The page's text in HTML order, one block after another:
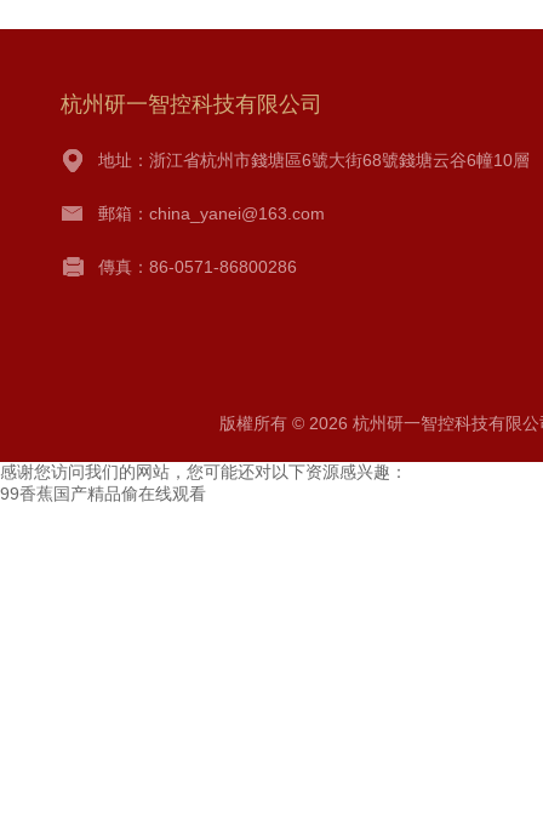
杭州研一智控科技有限公司
地址：浙江省杭州市錢塘區6號大街68號錢塘云谷6幢10層
郵箱： china_yanei@163.com
傳真：86-0571-86800286
版權所有 © 2026 杭州研一智控科技有限
感谢您访问我们的网站，您可能还对以下资源感兴趣：
99香蕉国产精品偷在线观看